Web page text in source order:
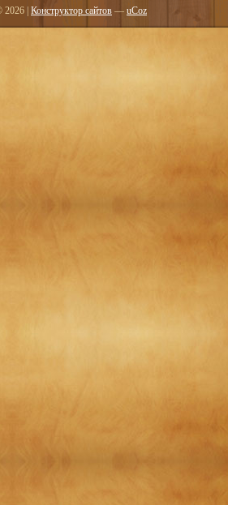
2026 Конструктор сайтов — uCoz